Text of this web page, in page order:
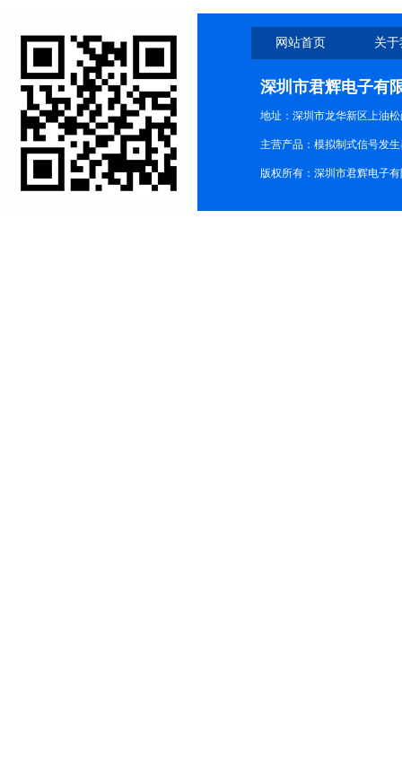
网站首页 关
深圳市君辉电子有
地址：深圳市龙华新区上油松
主营产品：模拟制式信号发
版权所有：深圳市君辉电子